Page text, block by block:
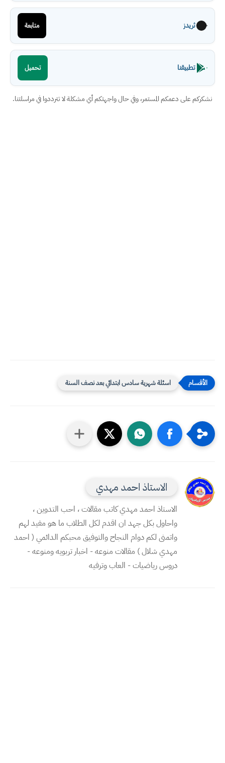
ثريدز متابعة
تطبيقنا تحميل
نشكركم على دعمكم المستمر، وفي حال واجهتكم أي مشكلة لا تترددوا في مراسلتنا.
اسئلة شهرية سادس ابتدائي بعد نصف السنة
الاستاذ احمد مهدي
الاستاذ احمد مهدي كاتب مقالات ، احب التدوين ،
واحاول بكل جهد ان اقدم لكل الطلاب ما هو مفيد لهم
واتمنى لكم دوام النجاح والتوفيق محبكم الدائمي ( احمد
مهدي شلال ) مقالات منوعه - اخبار تربويه ومنوعه -
دروس رياضيات - العاب وترفيه